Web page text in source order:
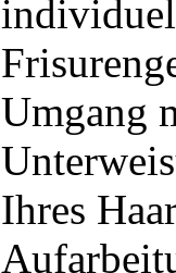
Umgang
Ihres